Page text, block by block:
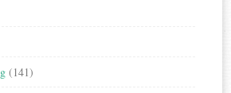
(141)